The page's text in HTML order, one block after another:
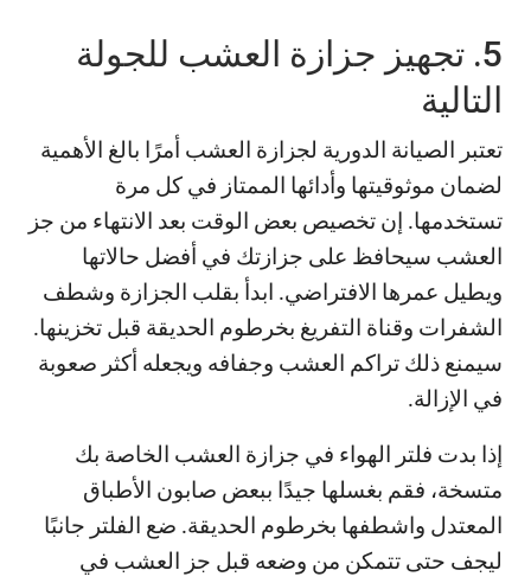
5. تجهيز جزازة العشب للجولة
التالية
تعتبر الصيانة الدورية لجزازة العشب أمرًا بالغ الأهمية
لضمان موثوقيتها وأدائها الممتاز في كل مرة
تستخدمها. إن تخصيص بعض الوقت بعد الانتهاء من جز
العشب سيحافظ على جزازتك في أفضل حالاتها
ويطيل عمرها الافتراضي. ابدأ بقلب الجزازة وشطف
الشفرات وقناة التفريغ بخرطوم الحديقة قبل تخزينها.
سيمنع ذلك تراكم العشب وجفافه ويجعله أكثر صعوبة
في الإزالة.
إذا بدت فلتر الهواء في جزازة العشب الخاصة بك
متسخة، فقم بغسلها جيدًا ببعض صابون الأطباق
المعتدل واشطفها بخرطوم الحديقة. ضع الفلتر جانبًا
ليجف حتى تتمكن من وضعه قبل جز العشب في